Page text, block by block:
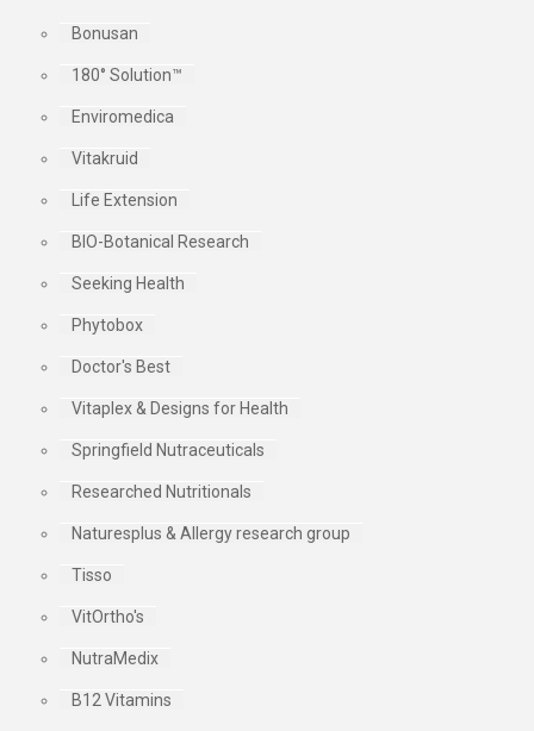
Bonusan
180° Solution™
Enviromedica
Vitakruid
Life Extension
BIO-Botanical Research
Seeking Health
Phytobox
Doctor's Best
Vitaplex & Designs for Health
Springfield Nutraceuticals
Researched Nutritionals
Naturesplus & Allergy research group
Tisso
VitOrtho's
NutraMedix
B12 Vitamins